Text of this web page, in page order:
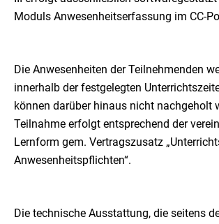
Moduls Anwesenheitserfassung im CC-
Die Anwesenheiten der Teilnehmenden
innerhalb der festgelegten
können darüber hinaus nicht nachgeholt
Teilnahme erfolgt entsprechend der
Lernform gem. Vertragszusatz
Anwesenheitspflichten“.
Die technische Ausstattung, die seitens